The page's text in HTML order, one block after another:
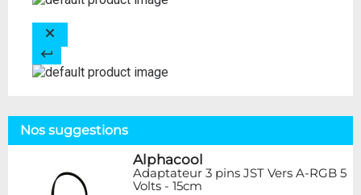
Nos suggestions
Alphacool
Adaptateur 3 pins JST Vers A-RGB 5
Volts - 15cm